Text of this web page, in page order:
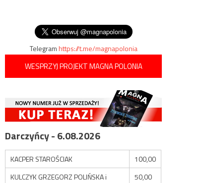
Telegramhttps://t.me/magnapolonia
WESPRZYJ PROJEKT MAGNA POLONIA
Darczyńcy - 6.08.2026
KACPER STAROŚCIAK
100,00
KULCZYK GRZEGORZ POLIŃSKA i
50,00